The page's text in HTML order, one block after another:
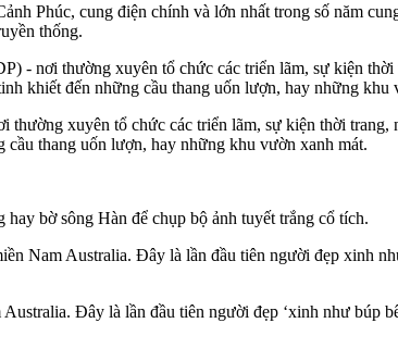
Phúc, cung điện chính và lớn nhất trong số năm
thống.
xuyên tổ chức các triển lãm, sự kiện thời
thang uốn lượn, hay những khu vườn xanh mát.
bờ sông Hàn để chụp bộ ảnh tuyết trắng cổ tích.
Đây là lần đầu tiên người đẹp ‘xinh như búp